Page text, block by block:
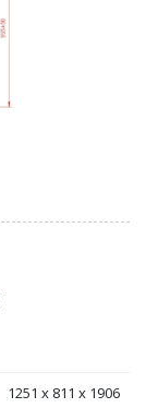
1251 x 811 x 1906